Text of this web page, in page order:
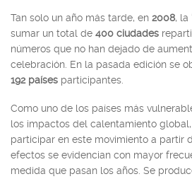
Tan solo un año más tarde, en 2008, la
sumar un total de 400 ciudades
números que no han dejado de
celebración. En la pasada edición se
192 países participantes.
Como uno de los países más
los impactos del calentamiento global,
participar en este movimiento a partir
efectos se evidencian con mayor
medida que pasan los años. Se